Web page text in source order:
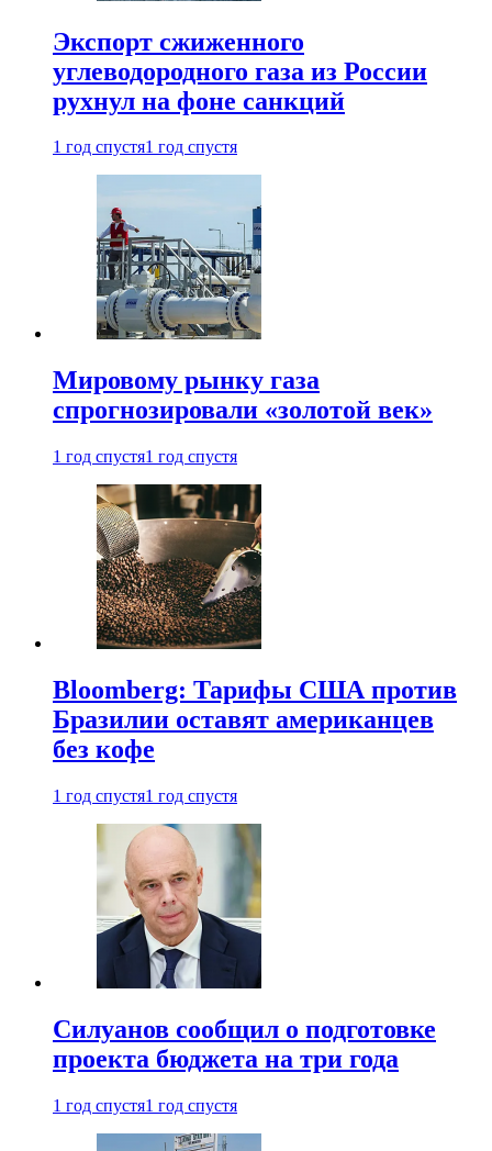
Экспорт сжиженного
углеводородного газа из России
рухнул на фоне санкций
1 год спустя1 год спустя
Мировому рынку газа
спрогнозировали «золотой век»
1 год спустя1 год спустя
Bloomberg: Тарифы США против
Бразилии оставят американцев
без кофе
1 год спустя1 год спустя
Силуанов сообщил о подготовке
проекта бюджета на три года
1 год спустя1 год спустя